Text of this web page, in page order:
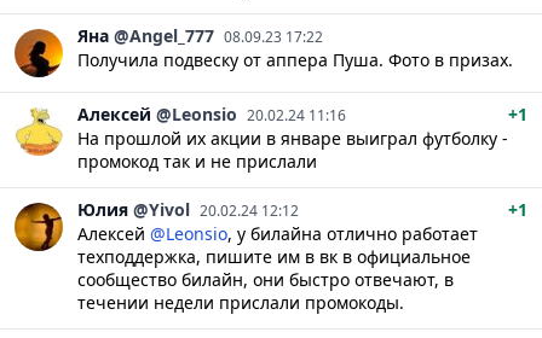
Яна @Angel_777 08.09.23 17:22
Получила подвеску от аппера Пуша. Фото в призах.
Алексей @Leonsio 20.02.24 11:16
+1
На прошлой их акции в январе выиграл футболку -
промокод так и не прислали
Юлия @Yivol 20.02.24 12:12
+1
Алексей @Leonsio, у билайна отлично работает
техподдержка, пишите им в вк в официальное
сообщество билайн, они быстро отвечают, в
течении недели прислали промокоды.